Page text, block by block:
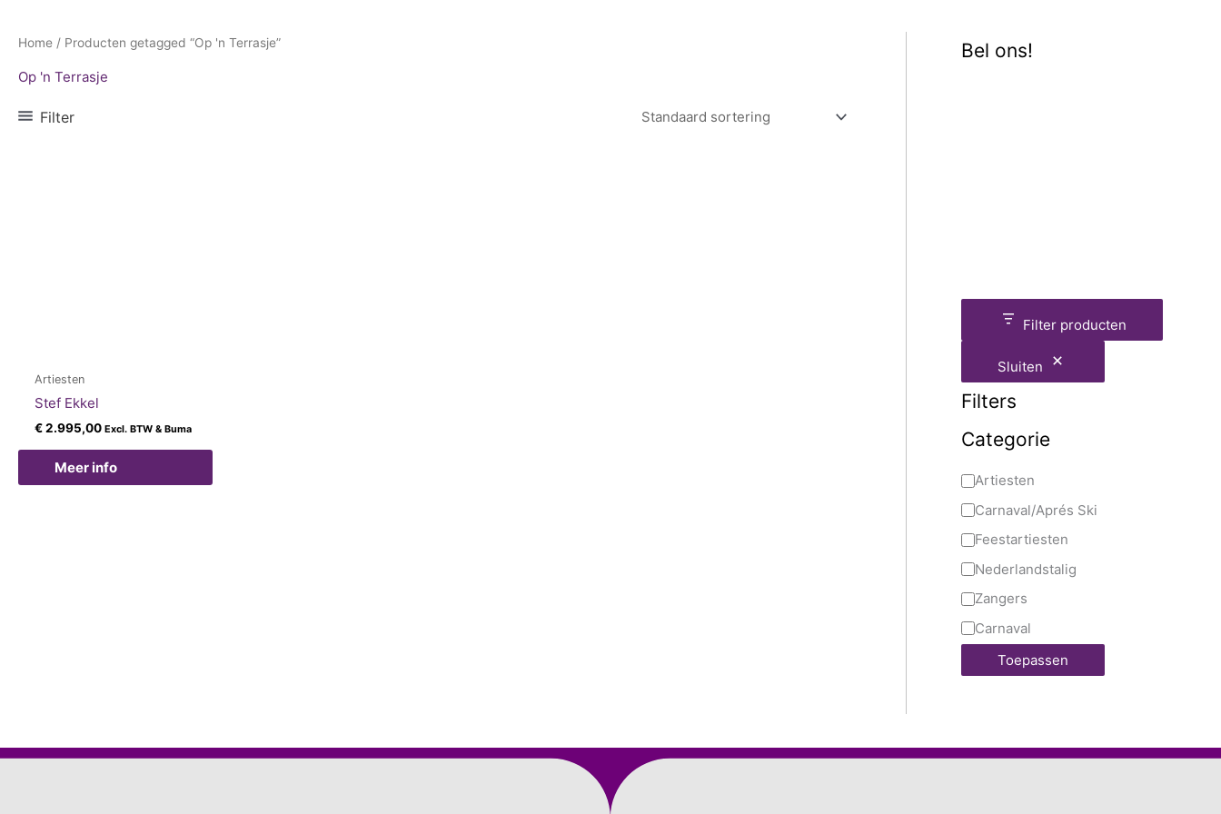
Home / Producten getagged “Op 'n Terrasje”
Op 'n Terrasje
Filter
Artiesten
Stef Ekkel
€2.995,00 Excl. BTW & Buma
Meer info
Bel ons!
Filter producten
Sluiten
Filters
Categorie
Artiesten
Carnaval/Aprés Ski
Feestartiesten
Nederlandstalig
Zangers
Carnaval
Toepassen